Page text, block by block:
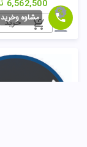
6,562,500
خرید
مشاوه وخرید